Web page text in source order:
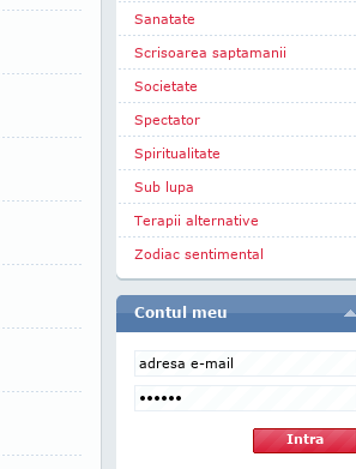
Sanatate
Scrisoarea saptamanii
Societate
Spectator
Spiritualitate
Sub lupa
Terapii alternative
Zodiac sentimental
Contul meu